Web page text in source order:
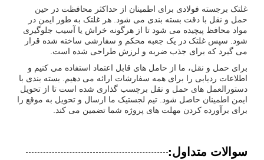
غلتک برجسته فولادی برای اطمینان از حداکثر محافظت در حین
حمل و نقل با دقت بسته بندی می شود. هر غلتک به طور ایمن در
مواد محافظ پیچیده می شود تا از هرگونه خراش یا آسیب جلوگیری
شود. سپس غلتک در یک جعبه محکم و سفارشی ساخته شده قرار
می گیرد که برای جذب ضربه و لرزش طراحی شده است.
برای حمل و نقل، ما از حامل های قابل اعتماد استفاده می کنیم و
اطلاعات ردیابی را برای همه سفارشات ارائه می دهیم. بسته بندی با
دستورالعمل های حمل و نقل برچسب گذاری شده است تا از تحویل
ایمن اطمینان حاصل شود. تیم لجستیک ما ارسال و تحویل به موقع را
برای برآورده کردن مهلت های پروژه شما تضمین می کند.
سوالات متداول: